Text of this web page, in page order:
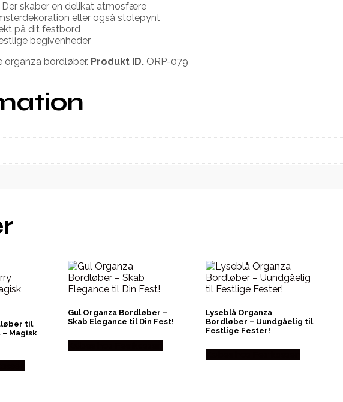
skaber en delikat atmosfære
eller også stolepynt
på dit festbord
begivenheder
bordløber. Produkt ID. ORP-079
til
Magisk
Gul Organza Bordløber –
Skab Elegance til Din Fest!
Lyseblå Organza
Bordløber – Uundgåelig til
Festlige Fester!